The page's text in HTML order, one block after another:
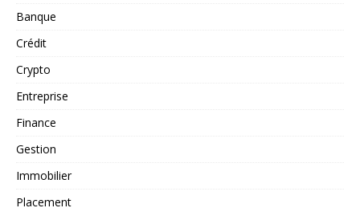
Banque
Crédit
Crypto
Entreprise
Finance
Gestion
Immobilier
Placement